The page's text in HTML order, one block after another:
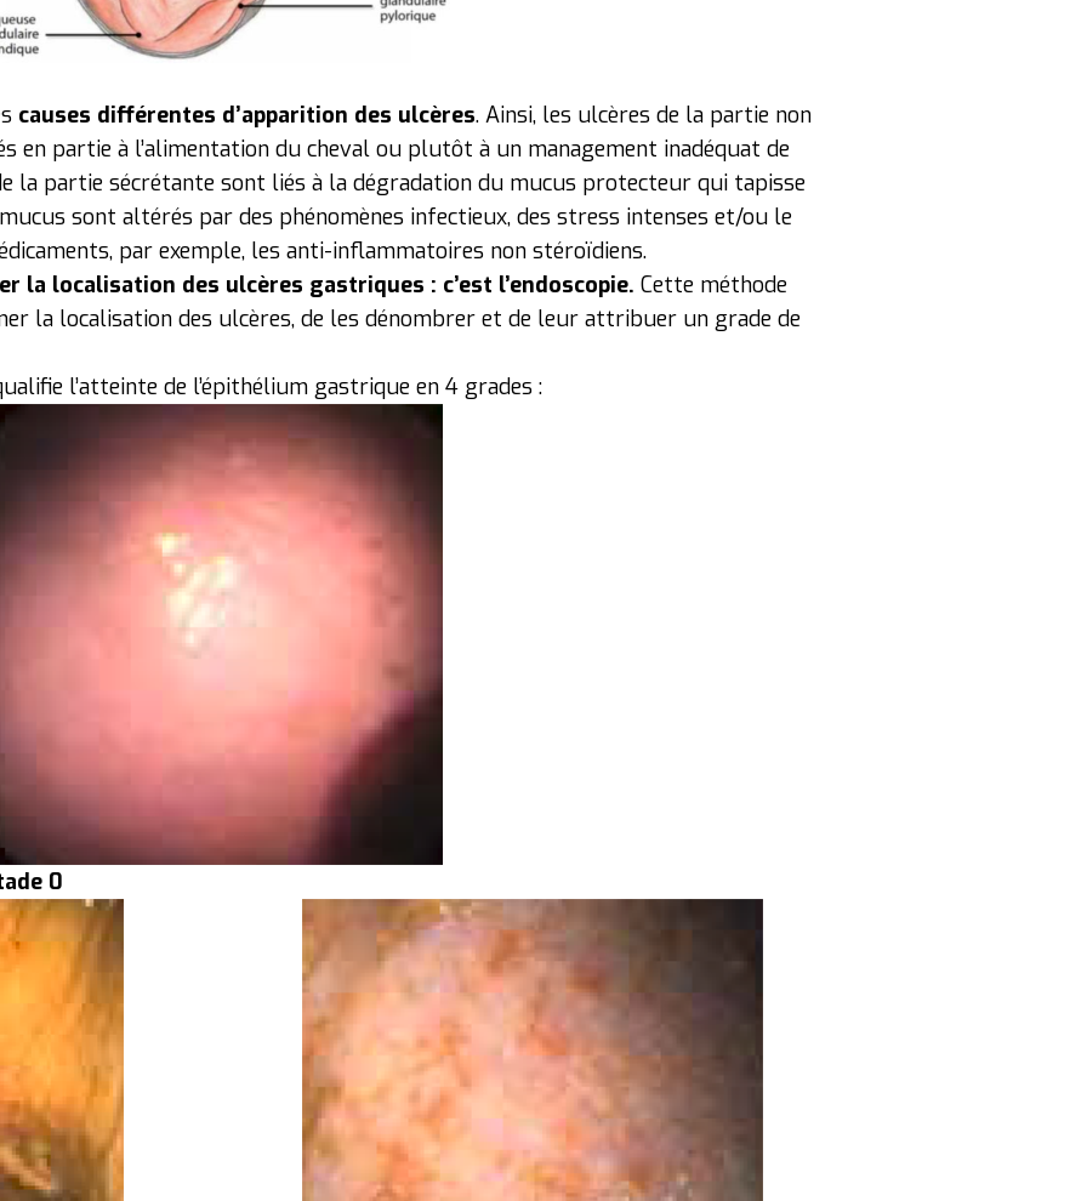
causes différentes d’apparition des ulcères. Ainsi, les ulcères de la partie non
en partie à l’alimentation du cheval ou plutôt à un management inadéquat de
la partie sécrétante sont liés à la dégradation du mucus protecteur qui tapisse
sont altérés par des phénomènes infectieux, des stress intenses et/ou le
par exemple, les anti-inflammatoires non stéroïdiens.
la localisation des ulcères gastriques : c’est l’endoscopie. Cette méthode
la localisation des ulcères, de les dénombrer et de leur attribuer un grade de
l’atteinte de l’épithélium gastrique en 4 grades :
0